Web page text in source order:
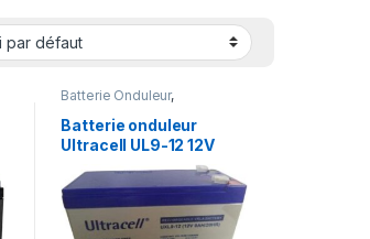
Batterie Onduleur,
REGULATEURS
Batterie onduleur
Ultracell UL9-12 12V
Rechargeable